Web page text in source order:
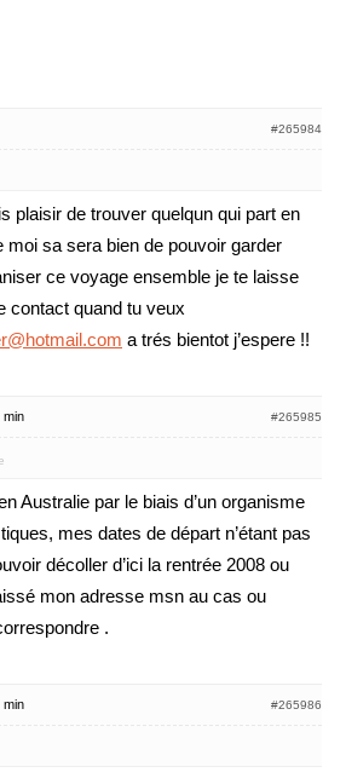
#265984
plaisir de trouver quelqun qui part en
moi sa sera bien de pouvoir garder
ce voyage ensemble je te laisse
contact quand tu veux
a trés bientot j’espere !!
min #265985
Australie par le biais d’un organisme
mes dates de départ n’étant pas
décoller d’ici la rentrée 2008 ou
mon adresse msn au cas ou
.
min #265986